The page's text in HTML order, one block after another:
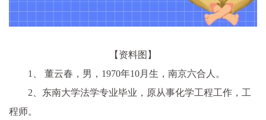
【资料图】
1、 董云春，男，1970年10月生，南京六合人。
2、东南大学法学专业毕业，原从事化学工程工作，工
程师。